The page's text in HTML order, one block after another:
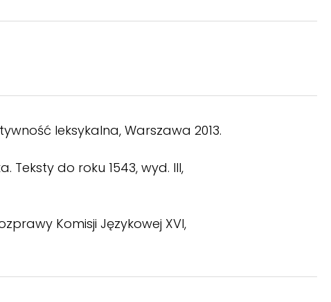
leksykalna, Warszawa 2013.
Teksty do roku 1543, wyd. III,
Komisji Językowej XVI,